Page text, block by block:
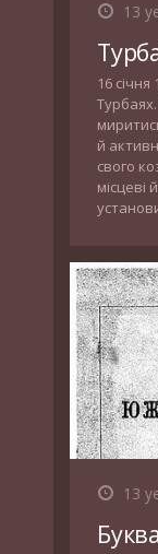
13
16
й
свого
місцеві
13